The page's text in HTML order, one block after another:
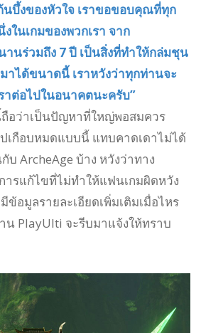
บึ้งของหัวใจ เราขอขอบคุณที่ทุก
ในเกมของพวกเรา จาก
นร่วมถึง 7 ปี เป็นสิ่งที่ทำให้กล่มชุน
าได้ขนาดนี้ เราหวังว่าทุกท่านจะ
าต่อไปในอนาคตนะครับ”
อว่าเป็นปัญหาที่ใหญ่พอสมควร
เกือบหมดแบบนี้ แทบคาดเดาไม่ได้
บ ArcheAge บ้าง หวังว่าทาง
ารแก้ไขที่ไม่ทำให้แฟนเกมผิดหวัง
ข้อมูลรายละเอียดเพิ่มเติมเมื่อไหร
น PlayUlti จะรีบมาแจ้งให้ทราบ